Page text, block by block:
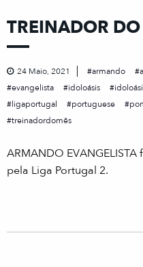
TREINADOR
24 Maio, 2021 armando
evangelista
idoloásis
ligaportugal
portuguese
treinadordomês
ARMANDO
pela Liga Portugal 2.